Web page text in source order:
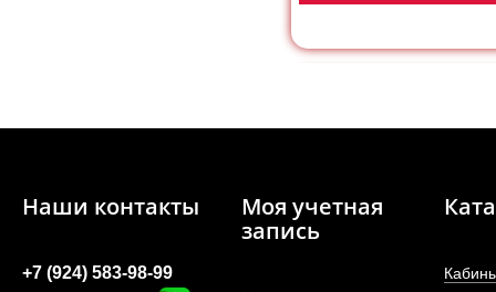
Наши контакты
+7 (924) 583-98-99
Моя учетная
запись